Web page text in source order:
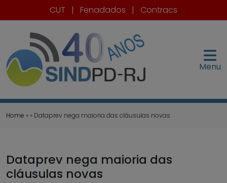
CUT | Fenadados | Contracs
Menu
Home » » Dataprev nega maioria das cláusulas novas
Dataprev nega maioria das
cláusulas novas